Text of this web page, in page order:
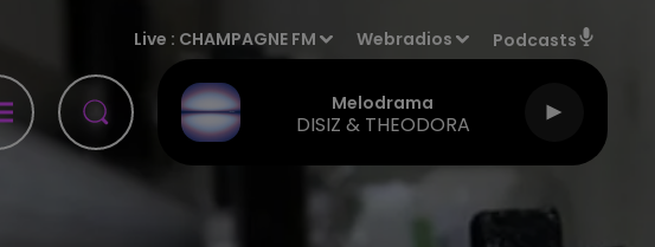
Live : CHAMPAGNE FM Webradios Podcasts
Melodrama
DISIZ & THEODORA